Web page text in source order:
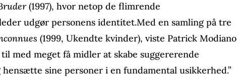
(1997), hvor netop de flimrende
udgør personens identitet.Med en samling på tre
(1999, Ukendte kvinder), viste Patrick Modiano
med meget få midler at skabe suggererende
sine personer i en fundamental usikkerhed.”